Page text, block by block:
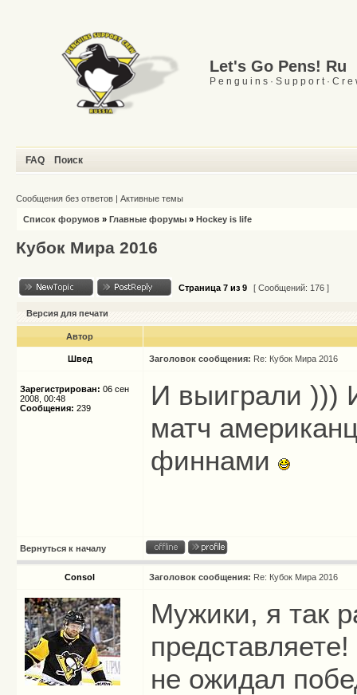
Let's Go Pens! Ru
P e n g u i n s · S u p p o r t · C r e
FAQ Поиск
Сообщения без ответов | Активные темы
Список форумов » Главные форумы » Hockey is life
Кубок Мира 2016
Страница 7 из 9 [ Сообщений: 176 ]
Версия для печати
Автор
Швед Заголовок сообщения: Re: Кубок Мира 2016
Зарегистрирован: 06 сен
2008, 00:48
Сообщения: 239
И выиграли )))
матч
финнами
Вернуться к началу
Consol Заголовок сообщения: Re: Кубок Мира 2016
Мужики, я так
не ожидал